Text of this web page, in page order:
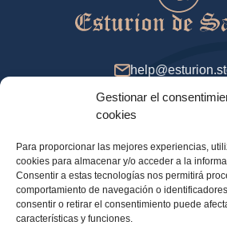
Gestionar el
cookies
Para proporcionar las mejores experiencias,
cookies para almacenar y/o acceder a la
Consentir a estas tecnologías nos permitirá
comportamiento de navegación o
consentir o retirar el consentimiento puede
características y funciones.
De 9 a 18 (GMT+2), días de
Método de